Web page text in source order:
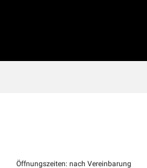
Öffnungszeiten: nach Vereinbarung